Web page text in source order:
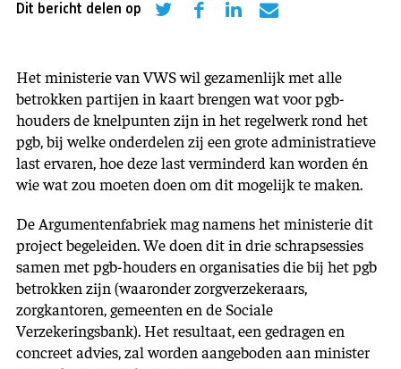
Dit bericht delen op
Het ministerie van VWS wil gezamenlijk met alle
betrokken partijen in kaart brengen wat voor pgb-
houders de knelpunten zijn in het regelwerk rond het
pgb, bij welke onderdelen zij een grote administratieve
last ervaren, hoe deze last verminderd kan worden én
wie wat zou moeten doen om dit mogelijk te maken.
De Argumentenfabriek mag namens het ministerie dit
project begeleiden. We doen dit in drie schrapsessies
samen met pgb-houders en organisaties die bij het pgb
betrokken zijn (waaronder zorgverzekeraars,
zorgkantoren, gemeenten en de Sociale
Verzekeringsbank). Het resultaat, een gedragen en
concreet advies, zal worden aangeboden aan minister